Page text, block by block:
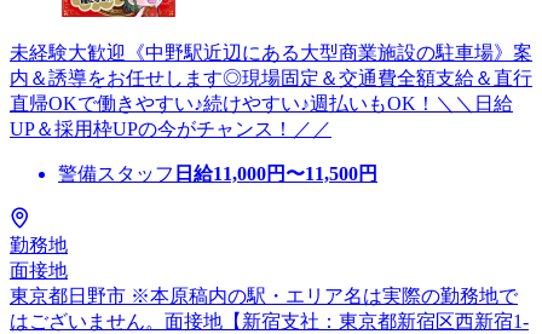
未経験大歓迎《中野駅近辺にある大型商業施設の駐車場》案
内＆誘導をお任せします◎現場固定＆交通費全額支給＆直行
直帰OKで働きやすい♪続けやすい♪週払いもOK！＼＼日給
UP＆採用枠UPの今がチャンス！／／
警備スタッフ 日給11,000円〜11,500円
勤務地
面接地
東京都日野市 ※本原稿内の駅・エリア名は実際の勤務地で
はございません。面接地【新宿支社：東京都新宿区西新宿1-